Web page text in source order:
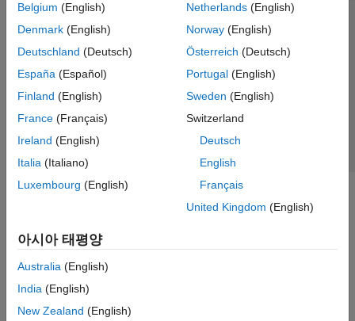
Belgium (English)
Denmark (English)
Deutschland (Deutsch)
España (Español)
Finland (English)
France (Français)
Ireland (English)
Italia (Italiano)
Luxembourg (English)
Netherlands(English)
Norway(English)
Österreich (Deutsch)
Portugal(English)
Sweden (English)
Switzerland
Deutsch
English
Français
United Kingdom (English)
아시아 태평양
Australia (English)
India (English)
New Zealand (English)
신뢰 센터 등록 상표 개인정보 취급방침
불법 복제 방지
애플리케이션 상태
© 1994-2026 The MathWorks, Inc.